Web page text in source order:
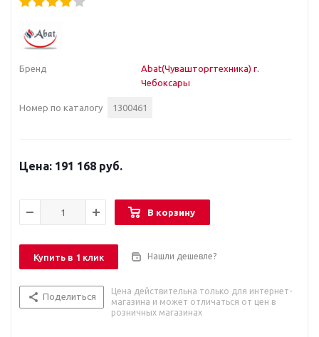
Бренд
Abat(Чувашторгтехника) г.
Чебоксары
Номер по каталогу 1300461
191 168 руб.
В корзину
Купить в 1 клик Нашли дешевле?
Поделиться
Цена действительна только для интернет-
магазина и может отличаться от цен в
розничных магазинах